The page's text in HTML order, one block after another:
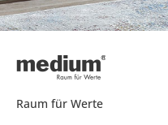
Raum für Werte